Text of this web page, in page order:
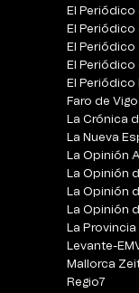
El Periódico
El Periódico
El Periódico
El
El
Faro de Vigo
La Crónica
La Nueva
La Opinión
La Opinión
La Opinión
La Opinión
La Provincia
Levante-
Mallorca
Regio7